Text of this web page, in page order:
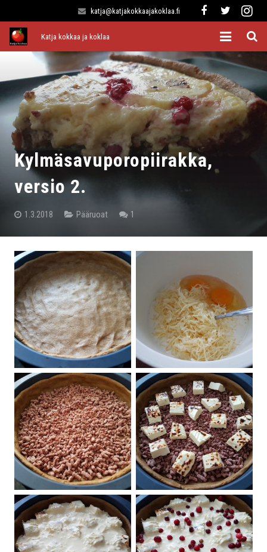
katja@katjakokkaajakoklaa.fi
Katja kokkaa ja koklaa
Alkuruoat
Pääruoat
Lisukkeet
Jälkiruoat
Kylmäsavuporopiirakka,
versio 2.
1.3.2018 Pääruoat 1